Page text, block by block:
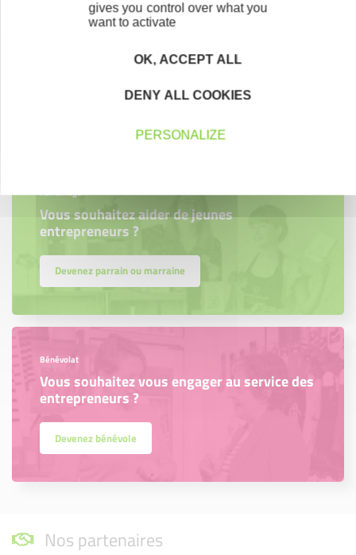
Accompagnement
projet entrepreneurial
Découvrez qui ils sont !
Parrainage
Vous souhaitez aider de jeunes
entrepreneurs ?
Devenez parrain ou marraine
Bénévolat
Vous souhaitez vous engager au service des
entrepreneurs ?
Devenez bénévole
Nos partenaires
gives you control over what you
want to activate
OK, ACCEPT ALL
DENY ALL COOKIES
PERSONALIZE